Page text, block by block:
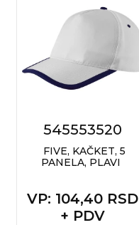
TERMOSI
BOCE
TEHNOLOGIJA
KUĆNI SETOVI
PRIVESCI & ALATI
545553520
FIVE, KAČKET, 5
PANELA, PLAVI
VP: 104,40 RSD
+ PDV